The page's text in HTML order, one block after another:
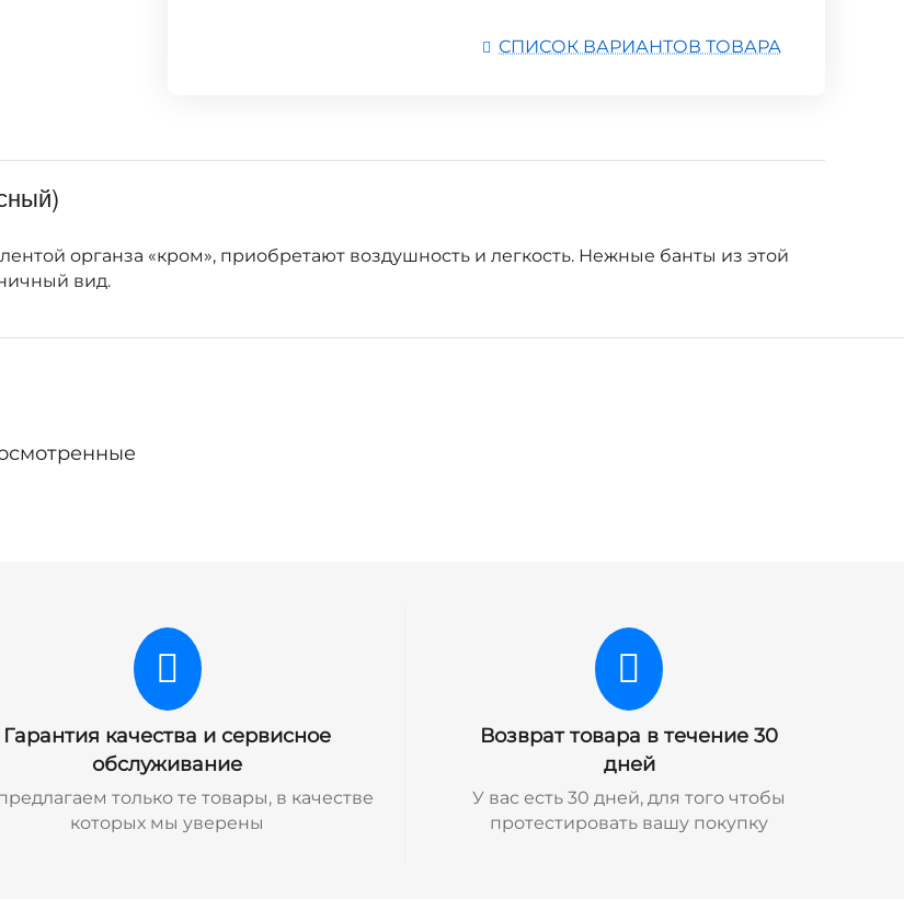
СПИСОК ВАРИАНТОВ ТОВАРА
органза «кром», приобретают воздушность и легкость. Нежные банты из этой
вид.
Гарантия качества и сервисное
обслуживание
только те товары, в качестве
которых мы уверены
Возврат товара в течение 30
дней
У вас есть 30 дней, для того чтобы
протестировать вашу покупку